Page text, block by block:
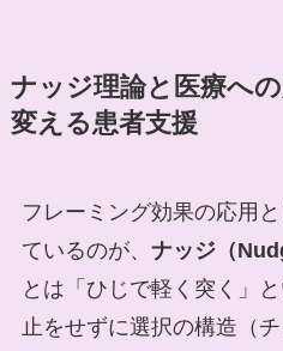
ナッジ理論と医療へ
変える患者支援
フレーミング効果の応用
ているのが、 ナッジ（
とは「ひじで軽く突く」
止をせずに選択の構造（